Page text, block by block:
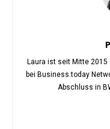
Laura ist seit Mitte
bei Business.today
Abschluss in